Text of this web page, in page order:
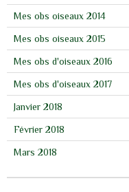
Mes obs oiseaux 2014
Mes obs oiseaux 2015
Mes obs d'oiseaux 2016
Mes obs d'oiseaux 2017
Janvier 2018
Février 2018
Mars 2018